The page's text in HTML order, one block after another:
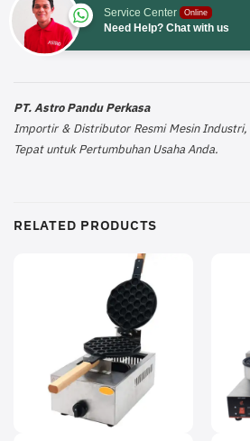
Service Center Online
Need Help? Chat with us
PT. Astro Pandu Perkasa
Importir & Distributor Resmi Mesin
Tepat untuk Pertumbuhan Usaha Anda.
RELATED PRODUCTS